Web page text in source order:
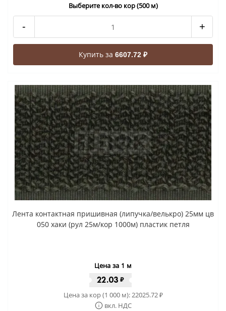
Выберите кол-во кор (500 м)
- +
Купить за 6607.72 ₽
Лента контактная пришивная (липучка/велькро) 25мм цв
050 хаки (рул 25м/кор 1000м) пластик петля
Цена за 1 м
22.03 ₽
Цена за кор (1 000 м):22025.72₽
вкл. НДС